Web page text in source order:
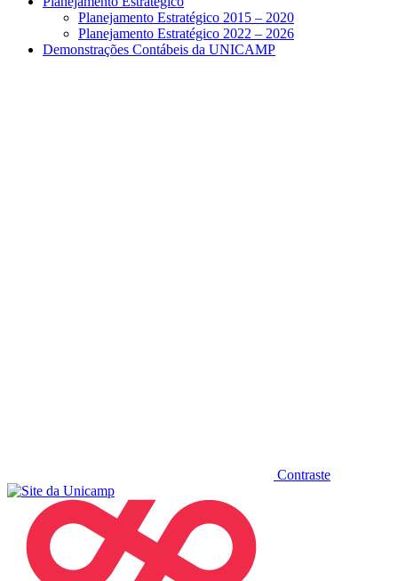
Planejamento Estratégico 2015 – 2020
Planejamento Estratégico 2022 – 2026
Demonstrações Contábeis da UNICAMP
Contraste